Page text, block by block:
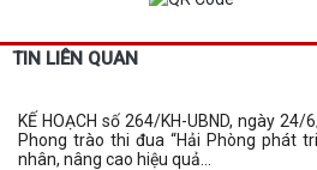
TIN LIÊN QUAN
KẾ HOẠCH số 264/KH-UBND, ngày
Phong trào thi đua “Hải Phòng phát
nhân, nâng cao hiệu quả...